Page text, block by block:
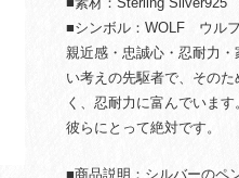
■シンボル：WOLF ウル
親近感・忠誠心・忍耐力
い考えの先駆者で、その
く、忍耐力に富んでいま
彼らにとって絶対です。
■商品説明：シルバーのペ